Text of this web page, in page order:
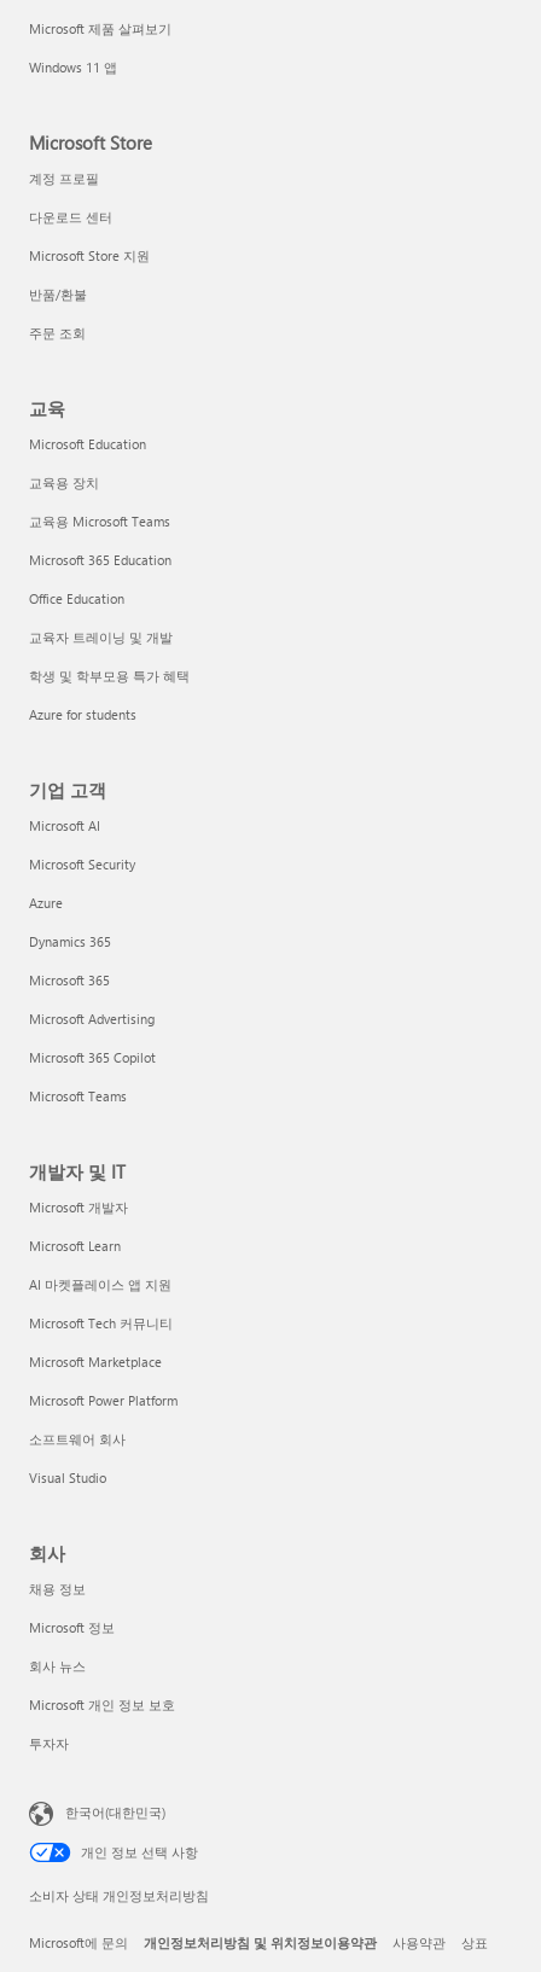
Microsoft 제품 살펴보기
Windows 11 앱
Microsoft Store
계정 프로필
다운로드 센터
Microsoft Store 지원
반품/환불
주문 조회
교육
Microsoft Education
교육용 장치
교육용 Microsoft Teams
Microsoft 365 Education
Office Education
교육자 트레이닝 및 개발
학생 및 학부모용 특가 혜택
Azure for students
기업 고객
Microsoft AI
Microsoft Security
Azure
Dynamics 365
Microsoft 365
Microsoft Advertising
Microsoft 365 Copilot
Microsoft Teams
개발자 및 IT
Microsoft 개발자
Microsoft Learn
AI 마켓플레이스 앱 지원
Microsoft Tech 커뮤니티
Microsoft Marketplace
Microsoft Power Platform
소프트웨어 회사
Visual Studio
회사
채용 정보
Microsoft 정보
회사 뉴스
Microsoft 개인 정보 보호
투자자
한국어(대한민국)
개인 정보 선택 사항
소비자 상태 개인정보처리방침
Microsoft에 문의 개인정보처리방침 및 위치정보이용약관 사용약관 상표